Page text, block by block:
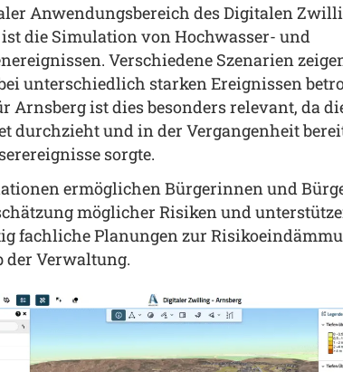
Anwendungsbereich des Digitalen
die Simulation von Hochwasser- und
Verschiedene Szenarien
unterschiedlich starken Ereignissen
Arnsberg ist dies besonders relevant, da
durchzieht und in der Vergangenheit
sorgte.
ermöglichen Bürgerinnen und
möglicher Risiken und
fachliche Planungen zur
Verwaltung.